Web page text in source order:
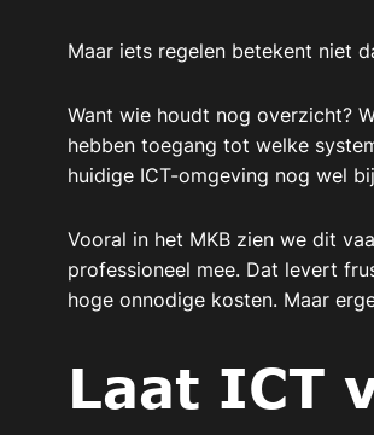
Maar iets regelen betekent niet
Want wie houdt nog overzicht?
hebben toegang tot welke
huidige ICT-omgeving nog wel
Vooral in het MKB zien we dit
professioneel mee. Dat levert
hoge onnodige kosten. Maar
Laat ICT